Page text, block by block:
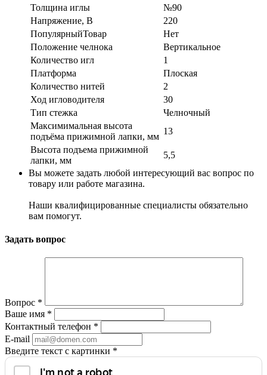
Толщина иглы
№90
Напряжение, В
220
ПопулярныйТовар
Нет
Положение челнока
Вертикальное
Количество игл
1
Платформа
Плоская
Количество нитей
2
Ход игловодителя
30
Тип стежка
Челночный
Максимимальная высота
подъёма прижимной лапки, мм
13
Высота подъема прижимной
лапки, мм
5,5
Вы можете задать любой интересующий вас вопрос по
товару или работе магазина.
Наши квалифицированные специалисты обязательно
вам помогут.
Задать вопрос
Вопрос *
Ваше имя *
Контактный телефон *
E-mail
Введите текст с картинки *